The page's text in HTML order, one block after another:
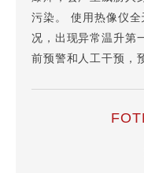
污染。 使用热像仪
况，出现异常温升第
前预警和人工干预，